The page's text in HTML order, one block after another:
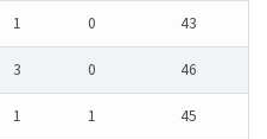
1 0
43
3 0
46
1 1
45